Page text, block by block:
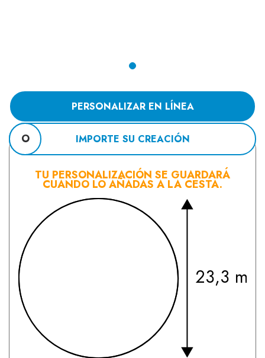
PERSONALIZAR EN LÍNEA
O IMPORTE SU CREACIÓN
TU PERSONALIZACIÓN SE GUARDARÁ
CUANDO LO AÑADAS A LA CESTA.
23,3 mm